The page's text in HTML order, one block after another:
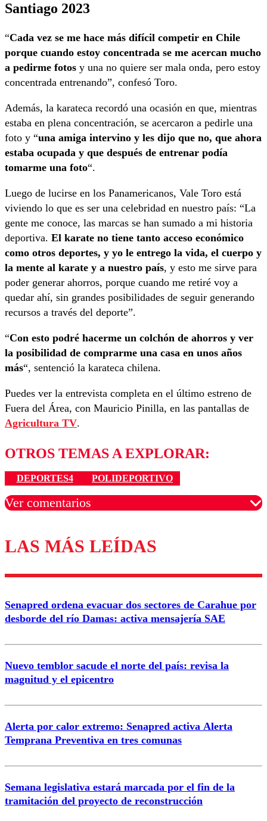
Santiago 2023
“Cada vez se me hace más difícil competir en Chile
porque cuando estoy concentrada se me acercan mucho
a pedirme fotos y una no quiere ser mala onda, pero estoy
concentrada entrenando”, confesó Toro.
Además, la karateca recordó una ocasión en que, mientras
estaba en plena concentración, se acercaron a pedirle una
foto y “una amiga intervino y les dijo que no, que ahora
estaba ocupada y que después de entrenar podía
tomarme una foto“.
Luego de lucirse en los Panamericanos, Vale Toro está
viviendo lo que es ser una celebridad en nuestro país: “La
gente me conoce, las marcas se han sumado a mi historia
deportiva. El karate no tiene tanto acceso económico
como otros deportes, y yo le entrego la vida, el cuerpo y
la mente al karate y a nuestro país, y esto me sirve para
poder generar ahorros, porque cuando me retiré voy a
quedar ahí, sin grandes posibilidades de seguir generando
recursos a través del deporte”.
“Con esto podré hacerme un colchón de ahorros y ver
la posibilidad de comprarme una casa en unos años
más“, sentenció la karateca chilena.
Puedes ver la entrevista completa en el último estreno de
Fuera del Área, con Mauricio Pinilla, en las pantallas de
Agricultura TV.
OTROS TEMAS A EXPLORAR:
DEPORTES4 POLIDEPORTIVO
Ver comentarios
Los comentarios son moderados para garantizar un
diálogo respetuoso.
Correo
LAS MÁS LEÍDAS
Senapred ordena evacuar dos sectores de Carahue por
desborde del río Damas: activa mensajería SAE
Nuevo temblor sacude el norte del país: revisa la
magnitud y el epicentro
Alerta por calor extremo: Senapred activa Alerta
Temprana Preventiva en tres comunas
Semana legislativa estará marcada por el fin de la
tramitación del proyecto de reconstrucción